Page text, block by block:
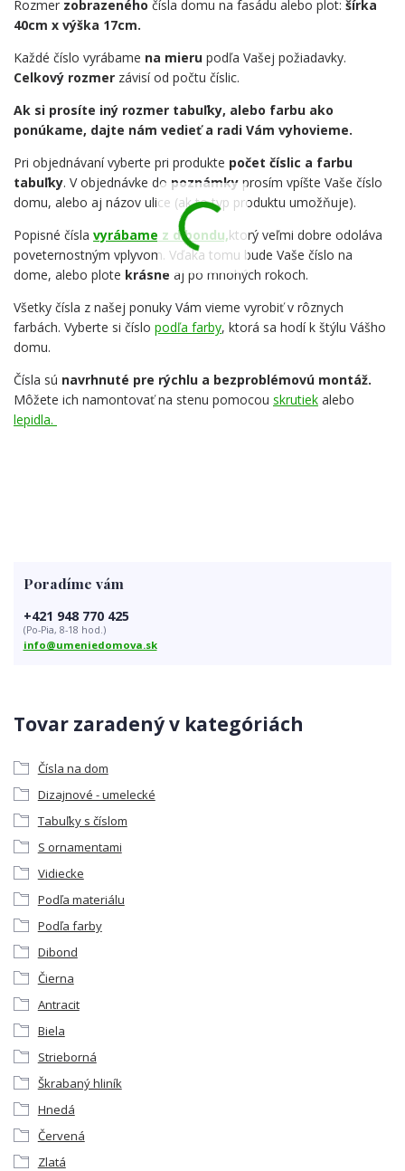
Rozmer zobrazeného čísla domu na fasádu alebo plot: šírka
40cm x výška 17cm.
Každé číslo vyrábame na mieru podľa Vašej požiadavky.
Celkový rozmer závisí od počtu číslic.
Ak si prosíte iný rozmer tabuľky, alebo farbu ako
ponúkame, dajte nám vedieť a radi Vám vyhovieme.
Pri objednávaní vyberte pri produkte počet číslic a farbu
tabuľky. V objednávke do poznámky prosím vpíšte Vaše číslo
domu, alebo aj názov ulice (ak to typ produktu umožňuje).
Popisné čísla vyrábame z dibondu,ktorý veľmi dobre odoláva
poveternostným vplyvom. Vďaka tomu bude Vaše číslo na
dome, alebo plote krásne aj po mnohých rokoch.
Všetky čísla z našej ponuky Vám vieme vyrobiť v rôznych
farbách. Vyberte si číslo podľa farby, ktorá sa hodí k štýlu Vášho
domu.
Čísla sú navrhnuté pre rýchlu a bezproblémovú montáž.
Môžete ich namontovať na stenu pomocou skrutiek alebo
lepidla.
Tovar zaradený v kategóriách
Čísla na dom
Dizajnové - umelecké
Tabuľky s číslom
S ornamentami
Vidiecke
Podľa materiálu
Podľa farby
Dibond
Čierna
Antracit
Biela
Strieborná
Škrabaný hliník
Hnedá
Červená
Zlatá
Poradíme vám
+421 948 770 425
(Po-Pia, 8-18 hod.)
info@umeniedomova.sk